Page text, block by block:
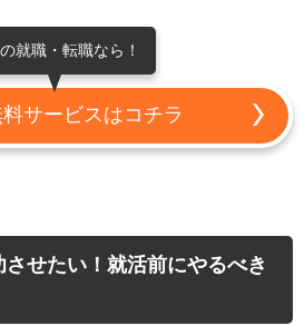
就職・転職なら！
サービスはコチラ
せたい！就活前にやるべき